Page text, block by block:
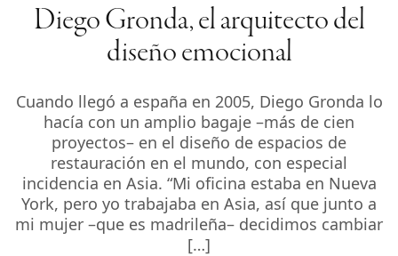
Diego Gronda, el arquitecto del
diseño emocional
Cuando llegó a españa en 2005, Diego Gronda lo
hacía con un amplio bagaje –más de cien
proyectos– en el diseño de espacios de
restauración en el mundo, con especial
incidencia en Asia. “Mi oficina estaba en Nueva
York, pero yo trabajaba en Asia, así que junto a
mi mujer –que es madrileña– decidimos cambiar
[…]